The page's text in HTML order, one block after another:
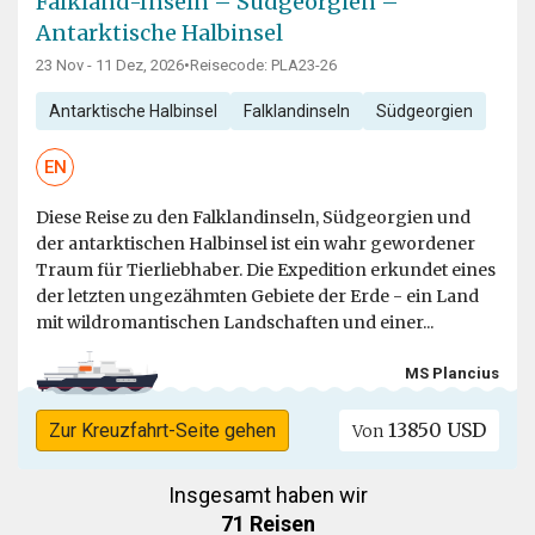
Antarktische Halbinsel
23 Nov - 11 Dez, 2026•Reisecode: PLA23-26
Antarktische Halbinsel Falklandinseln Südgeorgien
EN
Diese Reise zu den Falklandinseln, Südgeorgien und
der antarktischen Halbinsel ist ein wahr gewordener
Traum für Tierliebhaber. Die Expedition erkundet eines
der letzten ungezähmten Gebiete der Erde - ein Land
mit wildromantischen Landschaften und einer...
MS Plancius
Zur Kreuzfahrt-Seite gehen Von 13850 USD
Insgesamt haben wir
71 Reisen